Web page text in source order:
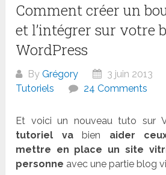
Comment créer un
et l’intégrer sur votre
WordPress
ByGrégory 3 juin 2013
Tutoriels
24 Comments
Et voici un nouveau tuto sur
tutoriel vabien aider
mettre en place un site
personne avec une partie blog